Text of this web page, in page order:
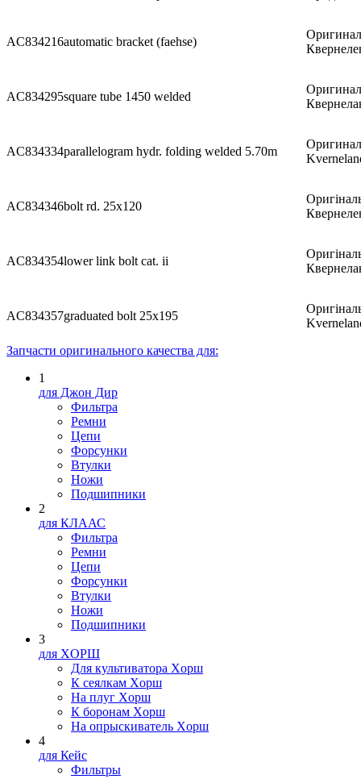
AC834216automatic bracket (faehse)
AC834295square tube 1450 welded
AC834334parallelogram hydr. folding welded 5.70m
AC834346bolt rd. 25x120
AC834354lower link bolt cat. ii
AC834357graduated bolt 25x195
Запчасти оригинального качества для:
1
для Джон Дир
Фильтра
Ремни
Цепи
Форсунки
Втулки
Ножи
Подшипники
2
для КЛААС
Фильтра
Ремни
Цепи
Форсунки
Втулки
Ножи
Подшипники
3
для XOPШ
Для культиватора Xopш
К сеялкам Xopш
На плуг Xopш
К боронам Xopш
На опрыскиватель Xopш
4
для Кейс
Фильтры